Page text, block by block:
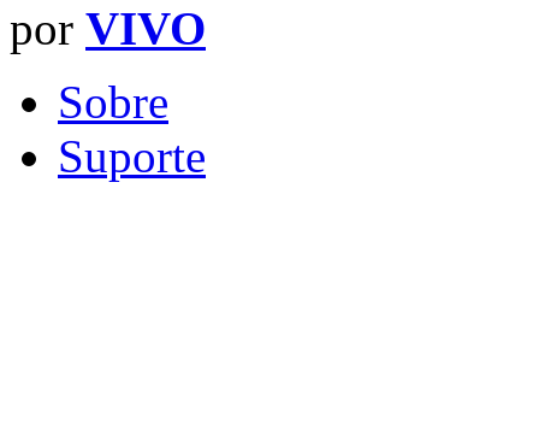
por VIVO
Sobre
Suporte